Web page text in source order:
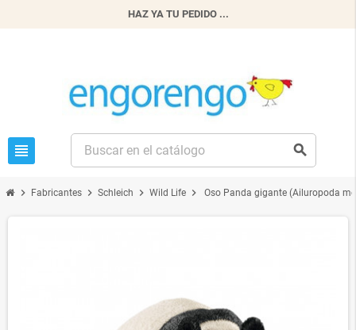
HAZ YA TU PEDIDO ...
view_headline search
chevron_right Fabricantes chevron_right Schleich chevron_right Wild Life chevron_right Oso Panda gigante (Ailuropoda